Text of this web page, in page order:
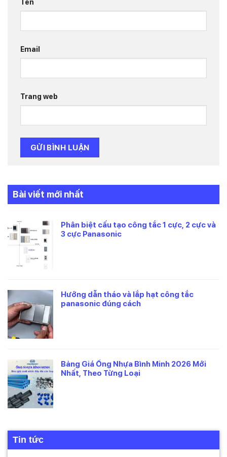
Tên
Email
Trang web
Bài viết mới nhất
Phân biệt cấu tạo công tắc 1 cực, 2 cực và
3 cực Panasonic
Hướng dẫn tháo và lắp hạt công tắc
panasonic đúng cách
Bảng Giá Ống Nhựa Bình Minh 2026 Mới
Nhất, Theo Từng Loại
Tin tức